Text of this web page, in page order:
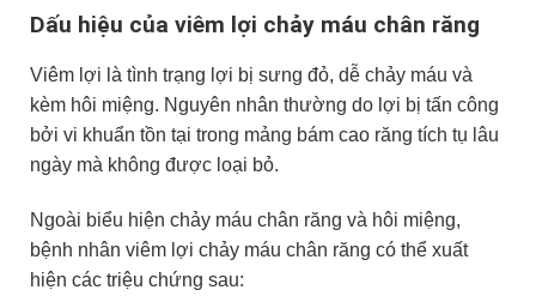
Dấu hiệu của viêm lợi chảy máu chân răng
Viêm lợi là tình trạng lợi bị sưng đỏ, dễ chảy máu và
kèm hôi miệng. Nguyên nhân thường do lợi bị tấn công
bởi vi khuẩn tồn tại trong mảng bám cao răng tích tụ lâu
ngày mà không được loại bỏ.
Ngoài biểu hiện chảy máu chân răng và hôi miệng,
bệnh nhân viêm lợi chảy máu chân răng có thể xuất
hiện các triệu chứng sau: